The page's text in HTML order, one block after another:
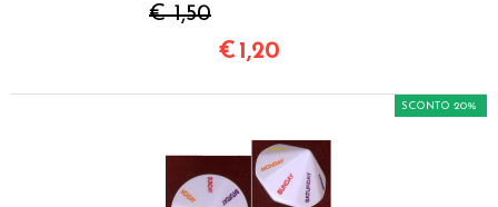
€ 1,50
€ 1,20
SCONTO 20%